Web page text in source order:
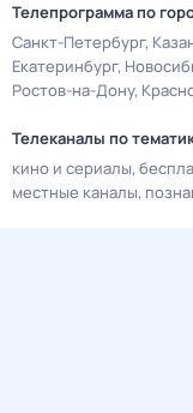
Телепрограмма по
Санкт-Петербург
Екатеринбург
Ростов-на-Дону
Телеканалы по
кино и сериалы
местные каналы